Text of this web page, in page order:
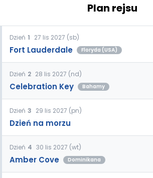
Plan rejsu
Dzień 1 27 lis 2027 (sb)
Fort Lauderdale Floryda (USA)
Dzień 2 28 lis 2027 (nd)
Celebration Key Bahamy
Dzień 3 29 lis 2027 (pn)
Dzień na morzu
Dzień 4 30 lis 2027 (wt)
Amber Cove Dominikana